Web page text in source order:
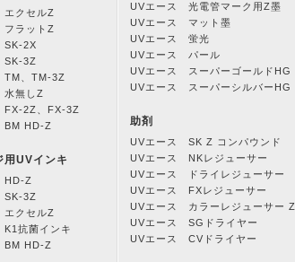
クセルZ
ラットZ
2X
3Z
、TM-3Z
無しZ
2Z、FX-3Z
HD-Z
用UVインキ
Z
3Z
クセルZ
抗菌インキ
HD-Z
UVエース 光電管マーク用Z墨
UVエース マット墨
UVエース 蛍光
UVエース パール
UVエース スーパーゴールドHG
UVエース スーパーシルバーHG
助剤
UVエース SK Z コンパウンド
UVエース NKレジューサー
UVエース ドライレジューサー
UVエース FXレジューサー
UVエース カラーレジューサー Z
UVエース SGドライヤー
UVエース CVドライヤー